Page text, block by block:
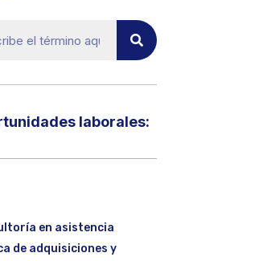
laborales:​
en asistencia
de adquisiciones y